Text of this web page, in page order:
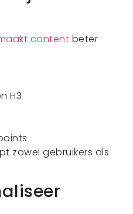
content beter
H3
zowel gebruikers als